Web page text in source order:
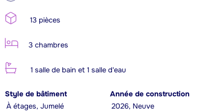
13 pièces
3 chambres
1 salle de bain et 1 salle d'eau
Style de bâtiment
À étages, Jumelé
Année de construction
2026, Neuve